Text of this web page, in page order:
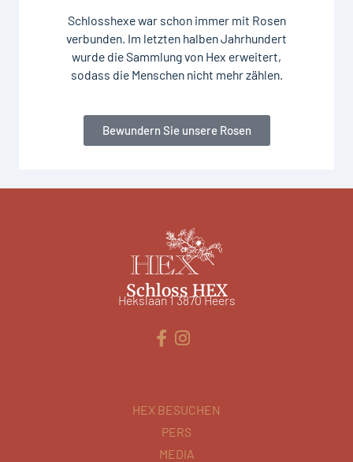
Schlosshexe war schon immer mit Rosen
verbunden. Im letzten halben Jahrhundert
wurde die Sammlung von Hex erweitert,
sodass die Menschen nicht mehr zählen.
Bewundern Sie unsere Rosen
Schloss HEX
Hekslaan 1 3870 Heers
HEX BESUCHEN
PERS
MEDIA